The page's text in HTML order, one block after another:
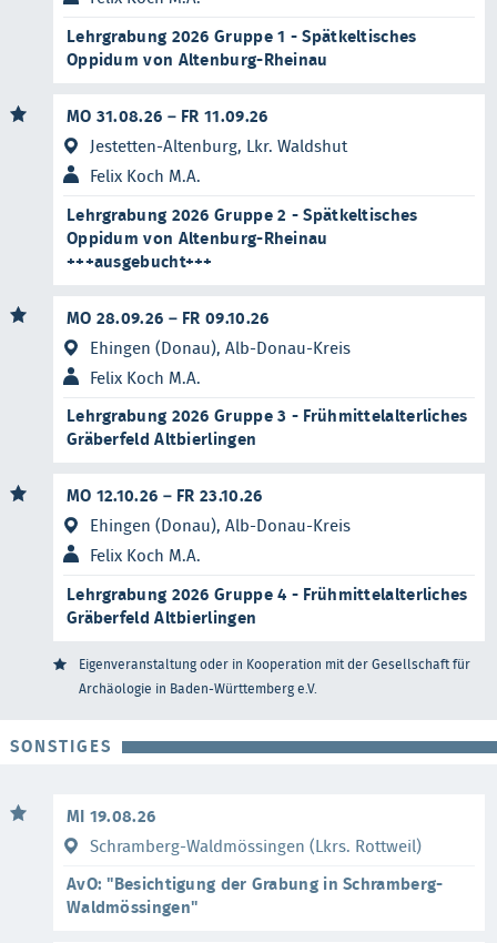
Lehrgrabung 2026 Gruppe 1 - Spätkeltisches
Oppidum von Altenburg-Rheinau
MO 31.08.26 – FR 11.09.26
Jestetten-Altenburg, Lkr. Waldshut
Felix Koch M.A.
Lehrgrabung 2026 Gruppe 2 - Spätkeltisches
Oppidum von Altenburg-Rheinau
+++ausgebucht+++
MO 28.09.26 – FR 09.10.26
Ehingen (Donau), Alb-Donau-Kreis
Felix Koch M.A.
Lehrgrabung 2026 Gruppe 3 - Frühmittelalterliches
Gräberfeld Altbierlingen
MO 12.10.26 – FR 23.10.26
Ehingen (Donau), Alb-Donau-Kreis
Felix Koch M.A.
Lehrgrabung 2026 Gruppe 4 - Frühmittelalterliches
Gräberfeld Altbierlingen
Eigenveranstaltung oder in Kooperation mit der Gesellschaft für
Archäologie in Baden-Württemberg e.V.
SONSTIGES
MI 19.08.26
Schramberg-Waldmössingen (Lkrs. Rottweil)
AvO: "Besichtigung der Grabung in Schramberg-
Waldmössingen"